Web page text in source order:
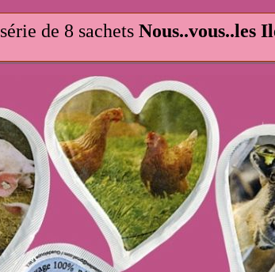
série de 8 sachets Nous..vous..les